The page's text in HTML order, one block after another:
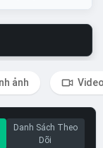
ảnh
Danh Sách Theo
Dõi